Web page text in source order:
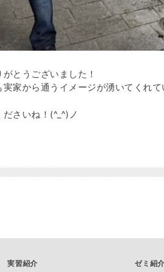
とうございました！
家から通うイメージが湧いてくれて
さいね！(^_^)ノ
実習紹介 ゼミ紹介